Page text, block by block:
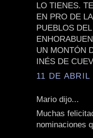
LO TIENES.
EN PRO DE
PUEBLOS
UN MONTÓN
INÉS DE
11 DE ABRIL
Mario dijo...
Muchas
nominaciones